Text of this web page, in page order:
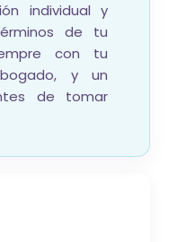
individual y
de tu
con tu
y un
de tomar